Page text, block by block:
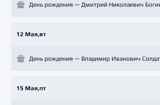
День рождения — Дмитрий Николаевич
12 Мая,вт
День рождения — Владимир Иванович
15 Мая,пт